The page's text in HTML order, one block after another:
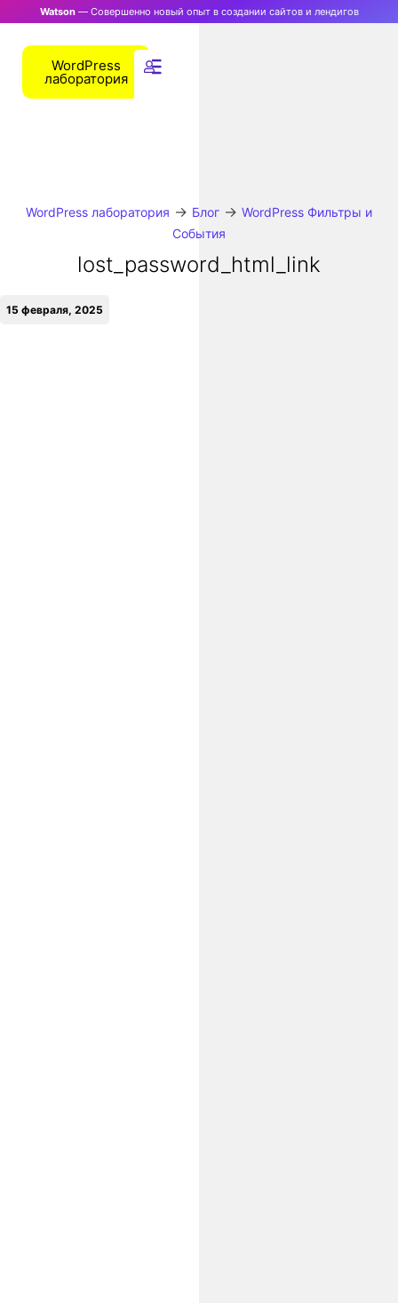
Watson— Совершенно новый опыт в создании сайтов и лендигов
WordPress
лаборатория
WordPress лаборатория → Блог → WordPress Фильтры и
События
lost_password_html_link
15 февраля, 2025